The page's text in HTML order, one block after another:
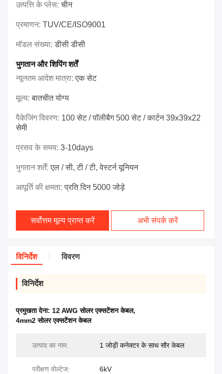
उत्पत्ति के प्लेस:चीन
प्रमाणन: TUV/CE/ISO9001
मॉडल संख्या:डीसी डीसी
भुगतान और शिपिंग शर्तें
न्यूनतम आदेश मात्रा:एक सेट
मूल्य:बातचीत योग्य
पैकेजिंग विवरण: 100 सेट / पॉलीबैग 500 सेट / कार्टन 39x39x22
सेमी
प्रसव के समय: 3-10days
भुगतान शर्तें:एल / सी, टी / टी, वेस्टर्न यूनियन
आपूर्ति की क्षमता:प्रति दिन 5000 जोड़े
सर्वोत्तम मूल्य प्राप्त करें अभी संपर्क करें
विनिर्देश विवरण
विनिर्देश
प्रमुखता देना: 12 AWG सोलर एक्सटेंशन केबल,
4mm2 सोलर एक्सटेंशन केबल
उत्पाद का नाम: 1 जोड़ी कनेक्टर के साथ सौर केबल
परीक्षण वोल्टेज: 6kV